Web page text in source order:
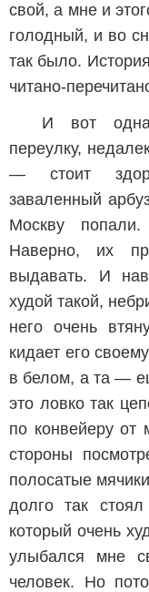
свой, а мне и
голодный, и во
так было.
читано-
И вот
переулку,
— стоит
заваленный
Москву
Наверно, их
выдавать. И
худой такой,
него очень
кидает его
в белом, а та —
это ловко так
по конвейеру
стороны
полосатые
долго так
который очень
улыбался мне
человек. Но